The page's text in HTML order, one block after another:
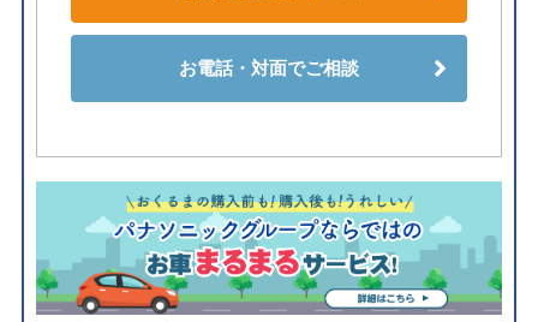
お電話・対面でご相談